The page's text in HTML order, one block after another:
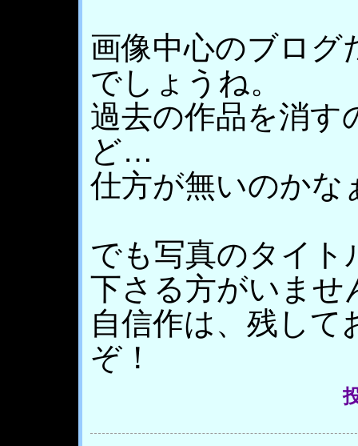
画像中心のブログ
でしょうね。
過去の作品を消す
ど…
仕方が無いのかな
でも写真のタイト
下さる方がいませ
自信作は、残し
ぞ！